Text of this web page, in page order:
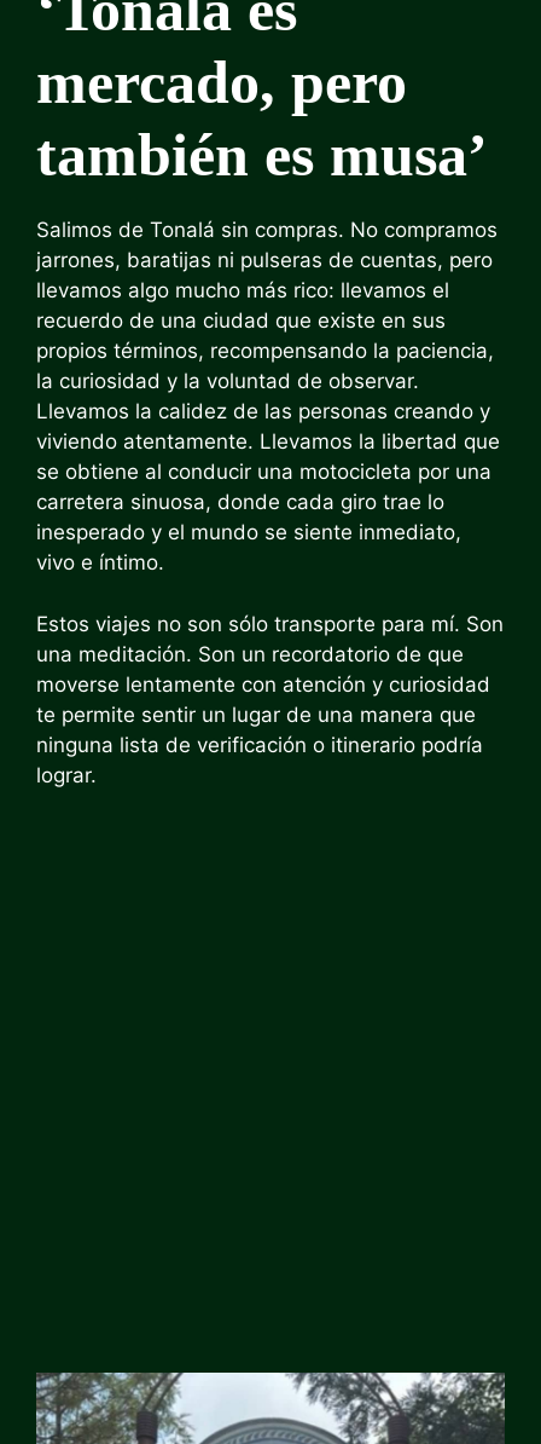
mercado, pero
también es musa’
Salimos de Tonalá sin compras. No compramos
jarrones, baratijas ni pulseras de cuentas, pero
llevamos algo mucho más rico: llevamos el
recuerdo de una ciudad que existe en sus
propios términos, recompensando la paciencia,
la curiosidad y la voluntad de observar.
Llevamos la calidez de las personas creando y
viviendo atentamente. Llevamos la libertad que
se obtiene al conducir una motocicleta por una
carretera sinuosa, donde cada giro trae lo
inesperado y el mundo se siente inmediato,
vivo e íntimo.
Estos viajes no son sólo transporte para mí. Son
una meditación. Son un recordatorio de que
moverse lentamente con atención y curiosidad
te permite sentir un lugar de una manera que
ninguna lista de verificación o itinerario podría
lograr.